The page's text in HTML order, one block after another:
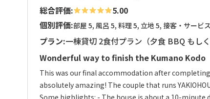
総合評価:
5.00
個別評価:部屋 5, 風呂 5, 料理 5, 立地 5, 接客・サービ
プラン:一棟貸切 2食付プラン（夕食 BBQ もしく
Wonderful way to finish the Kumano Kodo
This was our final accommodation after
absolutely amazing! The couple that runs
Some highlights: - The house is about a 10-minute